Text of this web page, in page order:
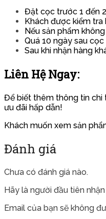
Đặt cọc trước 1 đến
Khách được kiểm tra
Nếu sản phẩm
Quá 10 ngày sau
Sau khi nhận hàng
Liên Hệ Ngay:
Để biết thêm thông tin chi
ưu đãi hấp dẫn!
Khách muốn xem sản
Đánh giá
Chưa có đánh giá nào.
Hãy là người đầu tiên
Email của bạn sẽ không